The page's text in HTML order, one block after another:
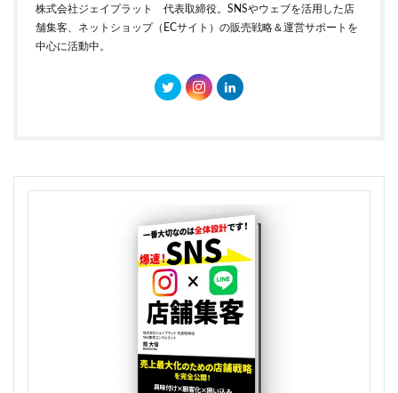
株式会社ジェイプラット 代表取締役。SNSやウェブを活用した店
舗集客、ネットショップ（ECサイト）の販売戦略＆運営サポートを
中心に活動中。